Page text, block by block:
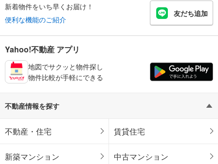
新着物件をいち早くお届け！
便利な機能のご紹介
友だち追加
Yahoo!不動産 アプリ
地図でサクッと物件探し
物件比較が手軽にできる
不動産情報を探す
不動産・住宅 賃貸住宅
新築マンション 中古マンション